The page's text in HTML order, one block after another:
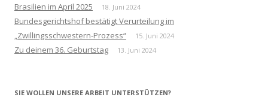
Brasilien im April 2025
18. Juni 2024
Bundesgerichtshof bestätigt Verurteilung im
„Zwillingsschwestern-Prozess“
15. Juni 2024
Zu deinem 36. Geburtstag 13. Juni 2024
SIE WOLLEN UNSERE ARBEIT UNTERSTÜTZEN?